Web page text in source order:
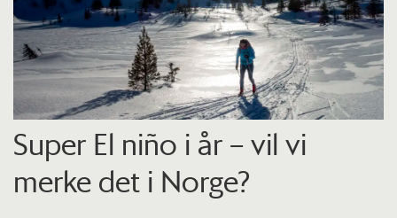
Super El niño i år – vil vi
merke det i Norge?